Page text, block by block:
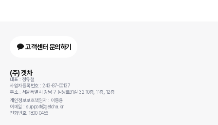
고객센터 문의하기
(주) 겟차
대표 : 정유철
사업자등록번호 : 243-87-00137
주소 : 서울특별시 강남구 삼성로91길 32 10층, 11층, 12층
개인정보보호책임자 : 이동용
이메일 : support@getcha.kr
전화번호: 1800-0456